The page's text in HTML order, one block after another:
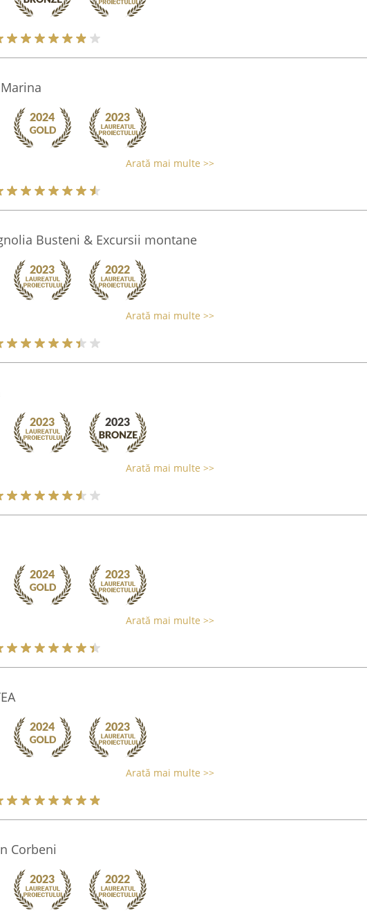
Arată mai multe >>
Busteni & Excursii montane
Arată mai multe >>
Arată mai multe >>
Arată mai multe >>
Arată mai multe >>
Corbeni